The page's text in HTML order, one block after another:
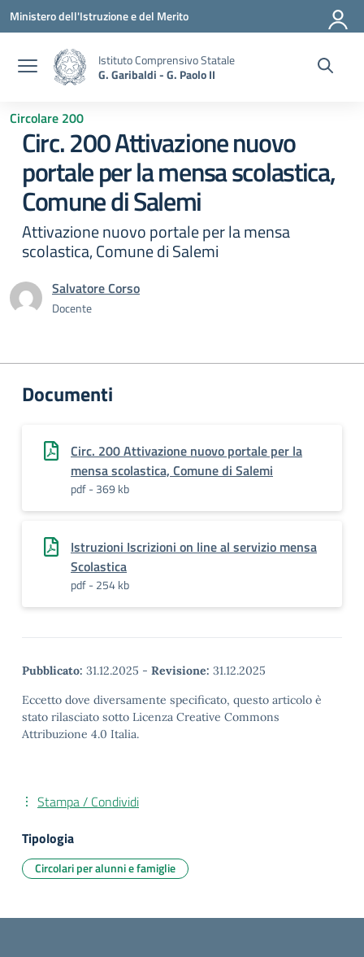
Vai ai contenuti
Vai al menu di navigazione
Vai al footer
Ministero dell'Istruzione e del Merito
Istituto Comprensivo Statale
G. Garibaldi - G. Paolo II
Circolare 200
Circ. 200 Attivazione nuovo
portale per la mensa scolastica,
Comune di Salemi
Attivazione nuovo portale per la mensa
scolastica, Comune di Salemi
Salvatore Corso
Docente
Documenti
Circ. 200 Attivazione nuovo portale per la
mensa scolastica, Comune di Salemi
pdf - 369 kb
Istruzioni Iscrizioni on line al servizio mensa
Scolastica
pdf - 254 kb
Pubblicato: 31.12.2025 - Revisione: 31.12.2025
Eccetto dove diversamente specificato, questo articolo è
stato rilasciato sotto Licenza Creative Commons
Attribuzione 4.0 Italia.
Stampa / Condividi
Tipologia
Circolari per alunni e famiglie